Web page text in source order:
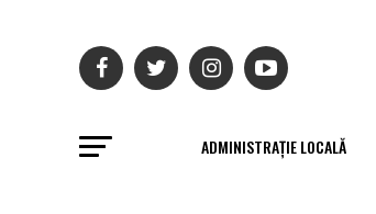
ADMINISTRAȚIE LOCALĂ